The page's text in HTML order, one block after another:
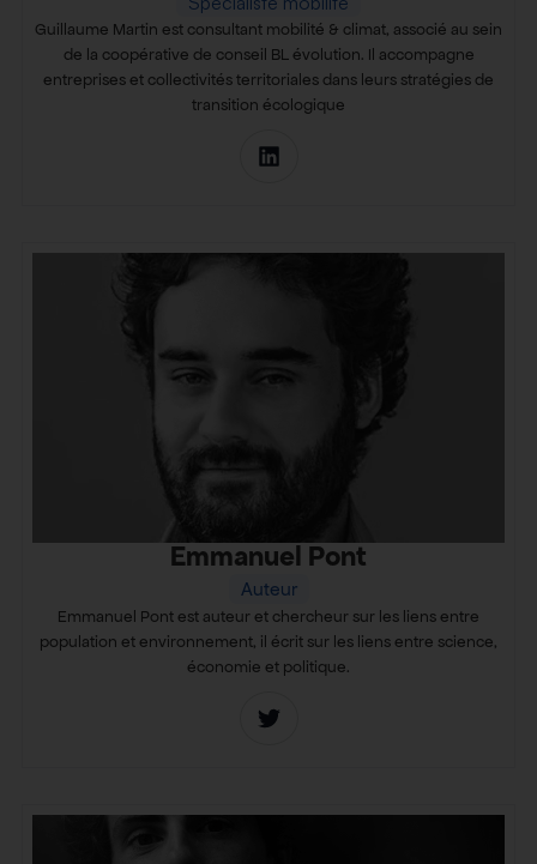
Guillaume Martin est consultant mobilité & climat, associé au sein
de la coopérative de conseil BL évolution. Il accompagne
entreprises et collectivités territoriales dans leurs stratégies de
transition écologique
Emmanuel Pont
Auteur
Emmanuel Pont est auteur et chercheur sur les liens entre
population et environnement, il écrit sur les liens entre science,
économie et politique.